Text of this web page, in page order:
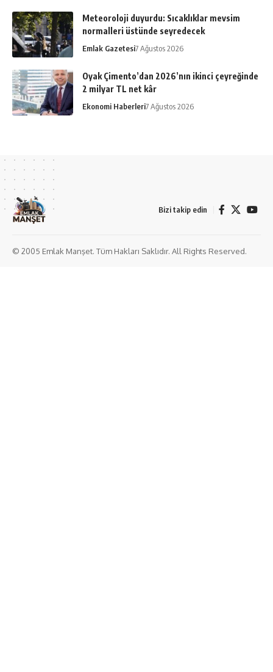
Meteoroloji duyurdu: Sıcaklıklar mevsim
normalleri üstünde seyredecek
Emlak Gazetesi7 Ağustos 2026
Oyak Çimento’dan 2026’nın ikinci çeyreğinde
2 milyar TL net kâr
Ekonomi Haberleri7 Ağustos 2026
Bizi takip edin
© 2005 Emlak Manşet. Tüm Hakları Saklıdır. All Rights Reserved.